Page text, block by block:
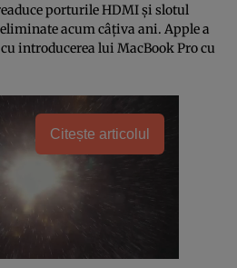
porturile HDMI și slotul
acum câțiva ani. Apple a
introducerea lui MacBook Pro cu
Citește articolul